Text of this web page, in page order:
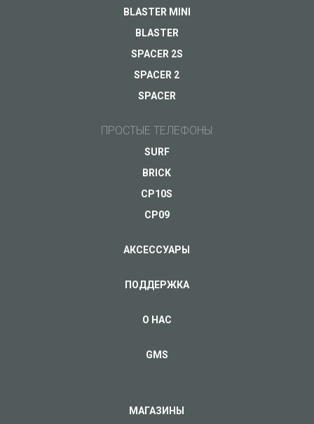
BLASTER MINI
BLASTER
SPACER 2S
SPACER 2
SPACER
ПРОСТЫЕ ТЕЛЕФОНЫ
SURF
BRICK
CP10S
CP09
АКСЕССУАРЫ
ПОДДЕРЖКА
О НАС
GMS
МАГАЗИНЫ